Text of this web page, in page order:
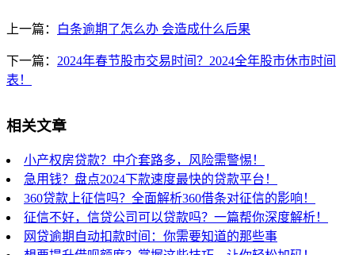
上一篇： 白条逾期了怎么办 会造成什么后果
下一篇： 2024年春节股市交易时间？2024全年股市休市时间
表！
相关文章
小产权房贷款？中介套路多，风险需警惕！
急用钱？盘点2024下款速度最快的贷款平台！
360贷款上征信吗？全面解析360借条对征信的影响！
征信不好，信贷公司可以贷款吗？一篇帮你深度解析！
网贷逾期自动扣款时间：你需要知道的那些事